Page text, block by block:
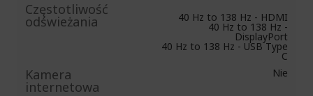
Częstotliwość
odświeżania 40 Hz to 138 Hz - HDMI
40 Hz to 138 Hz -
DisplayPort
40 Hz to 138 Hz - USB Type
C
Kamera
internetowa
Nie